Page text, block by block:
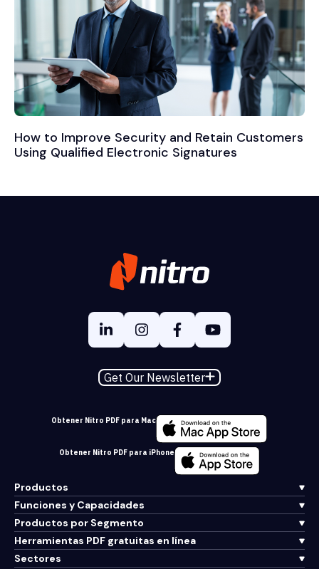
How to Improve Security and Retain Customers
Using Qualified Electronic Signatures
Get Our Newsletter
Obtener Nitro PDF para Mac
Obtener Nitro PDF para iPhone
Productos
Funciones y Capacidades
Productos por Segmento
Herramientas PDF gratuitas en línea
Sectores